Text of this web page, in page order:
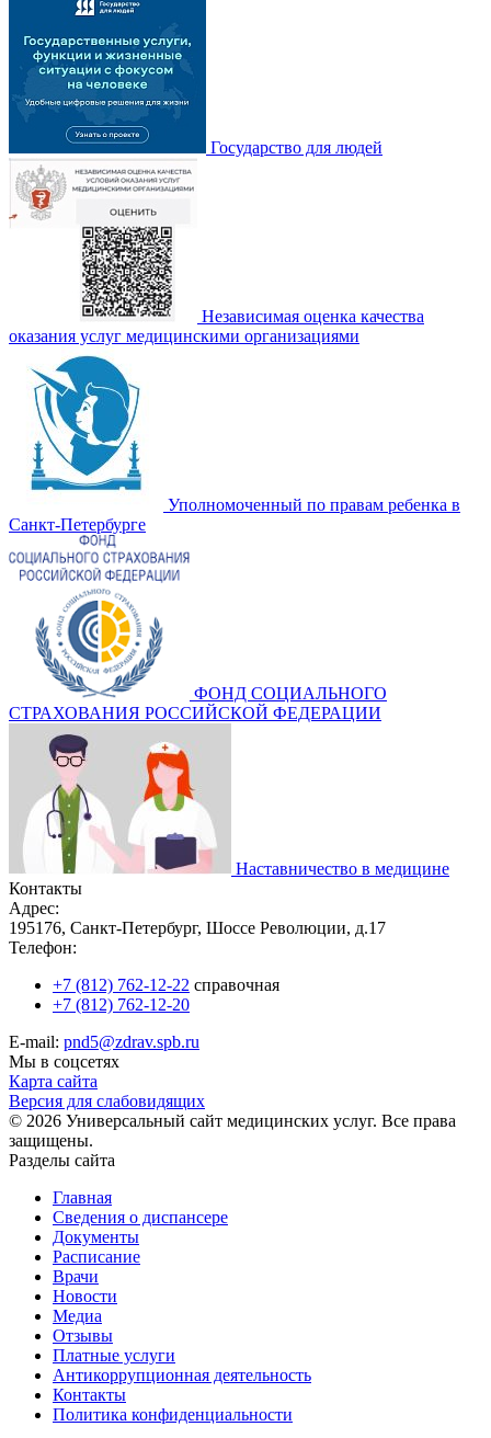
Государство для людей
Независимая оценка качества
оказания услуг медицинскими организациями
Уполномоченный по правам ребенка в
Санкт-Петербурге
ФОНД СОЦИАЛЬНОГО
СТРАХОВАНИЯ РОССИЙСКОЙ ФЕДЕРАЦИИ
Наставничество в медицине
Контакты
Адрес:
195176, Санкт-Петербург, Шоссе Революции, д.17
Телефон:
+7 (812) 762-12-22 справочная
+7 (812) 762-12-20
E-mail: pnd5@zdrav.spb.ru
Мы в соцсетях
Карта сайта
Версия для слабовидящих
© 2026 Универсальный сайт медицинских услуг. Все права
защищены.
Разделы сайта
Главная
Сведения о диспансере
Документы
Расписание
Врачи
Новости
Медиа
Отзывы
Платные услуги
Антикоррупционная деятельность
Контакты
Политика конфиденциальности